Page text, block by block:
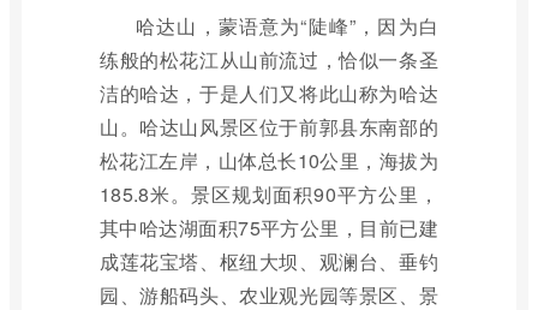
哈达山，蒙语意为“陡峰”，因为白
练般的松花江从山前流过，恰似一条圣
洁的哈达，于是人们又将此山称为哈达
山。哈达山风景区位于前郭县东南部的
松花江左岸，山体总长10公里，海拔为
185.8米。景区规划面积90平方公里，
其中哈达湖面积75平方公里，目前已建
成莲花宝塔、枢纽大坝、观澜台、垂钓
园、游船码头、农业观光园等景区、景